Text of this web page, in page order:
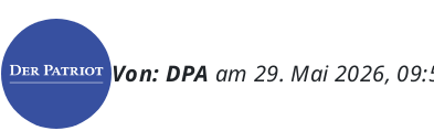
Von: DPA am 29. Mai 2026,